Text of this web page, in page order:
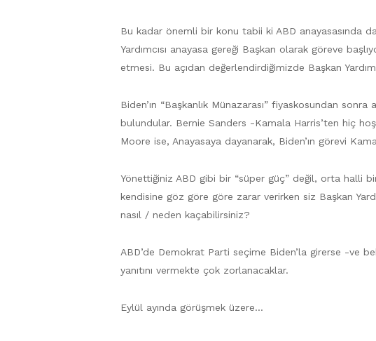
Bu kadar önemli bir konu tabii ki ABD anayasasında
Yardımcısı anayasa gereği Başkan olarak göreve
etmesi. Bu açıdan değerlendirdiğimizde Başkan
Biden’ın “Başkanlık Münazarası” fiyaskosundan
bulundular. Bernie Sanders -Kamala Harris’ten hiç
Moore ise, Anayasaya dayanarak, Biden’ın görevi
Yönettiğiniz ABD gibi bir “süper güç” değil, orta halli
kendisine göz göre göre zarar verirken siz Başkan
nasıl / neden kaçabilirsiniz?
ABD’de Demokrat Parti seçime Biden’la girerse -ve
yanıtını vermekte çok zorlanacaklar.
Eylül ayında görüşmek üzere…